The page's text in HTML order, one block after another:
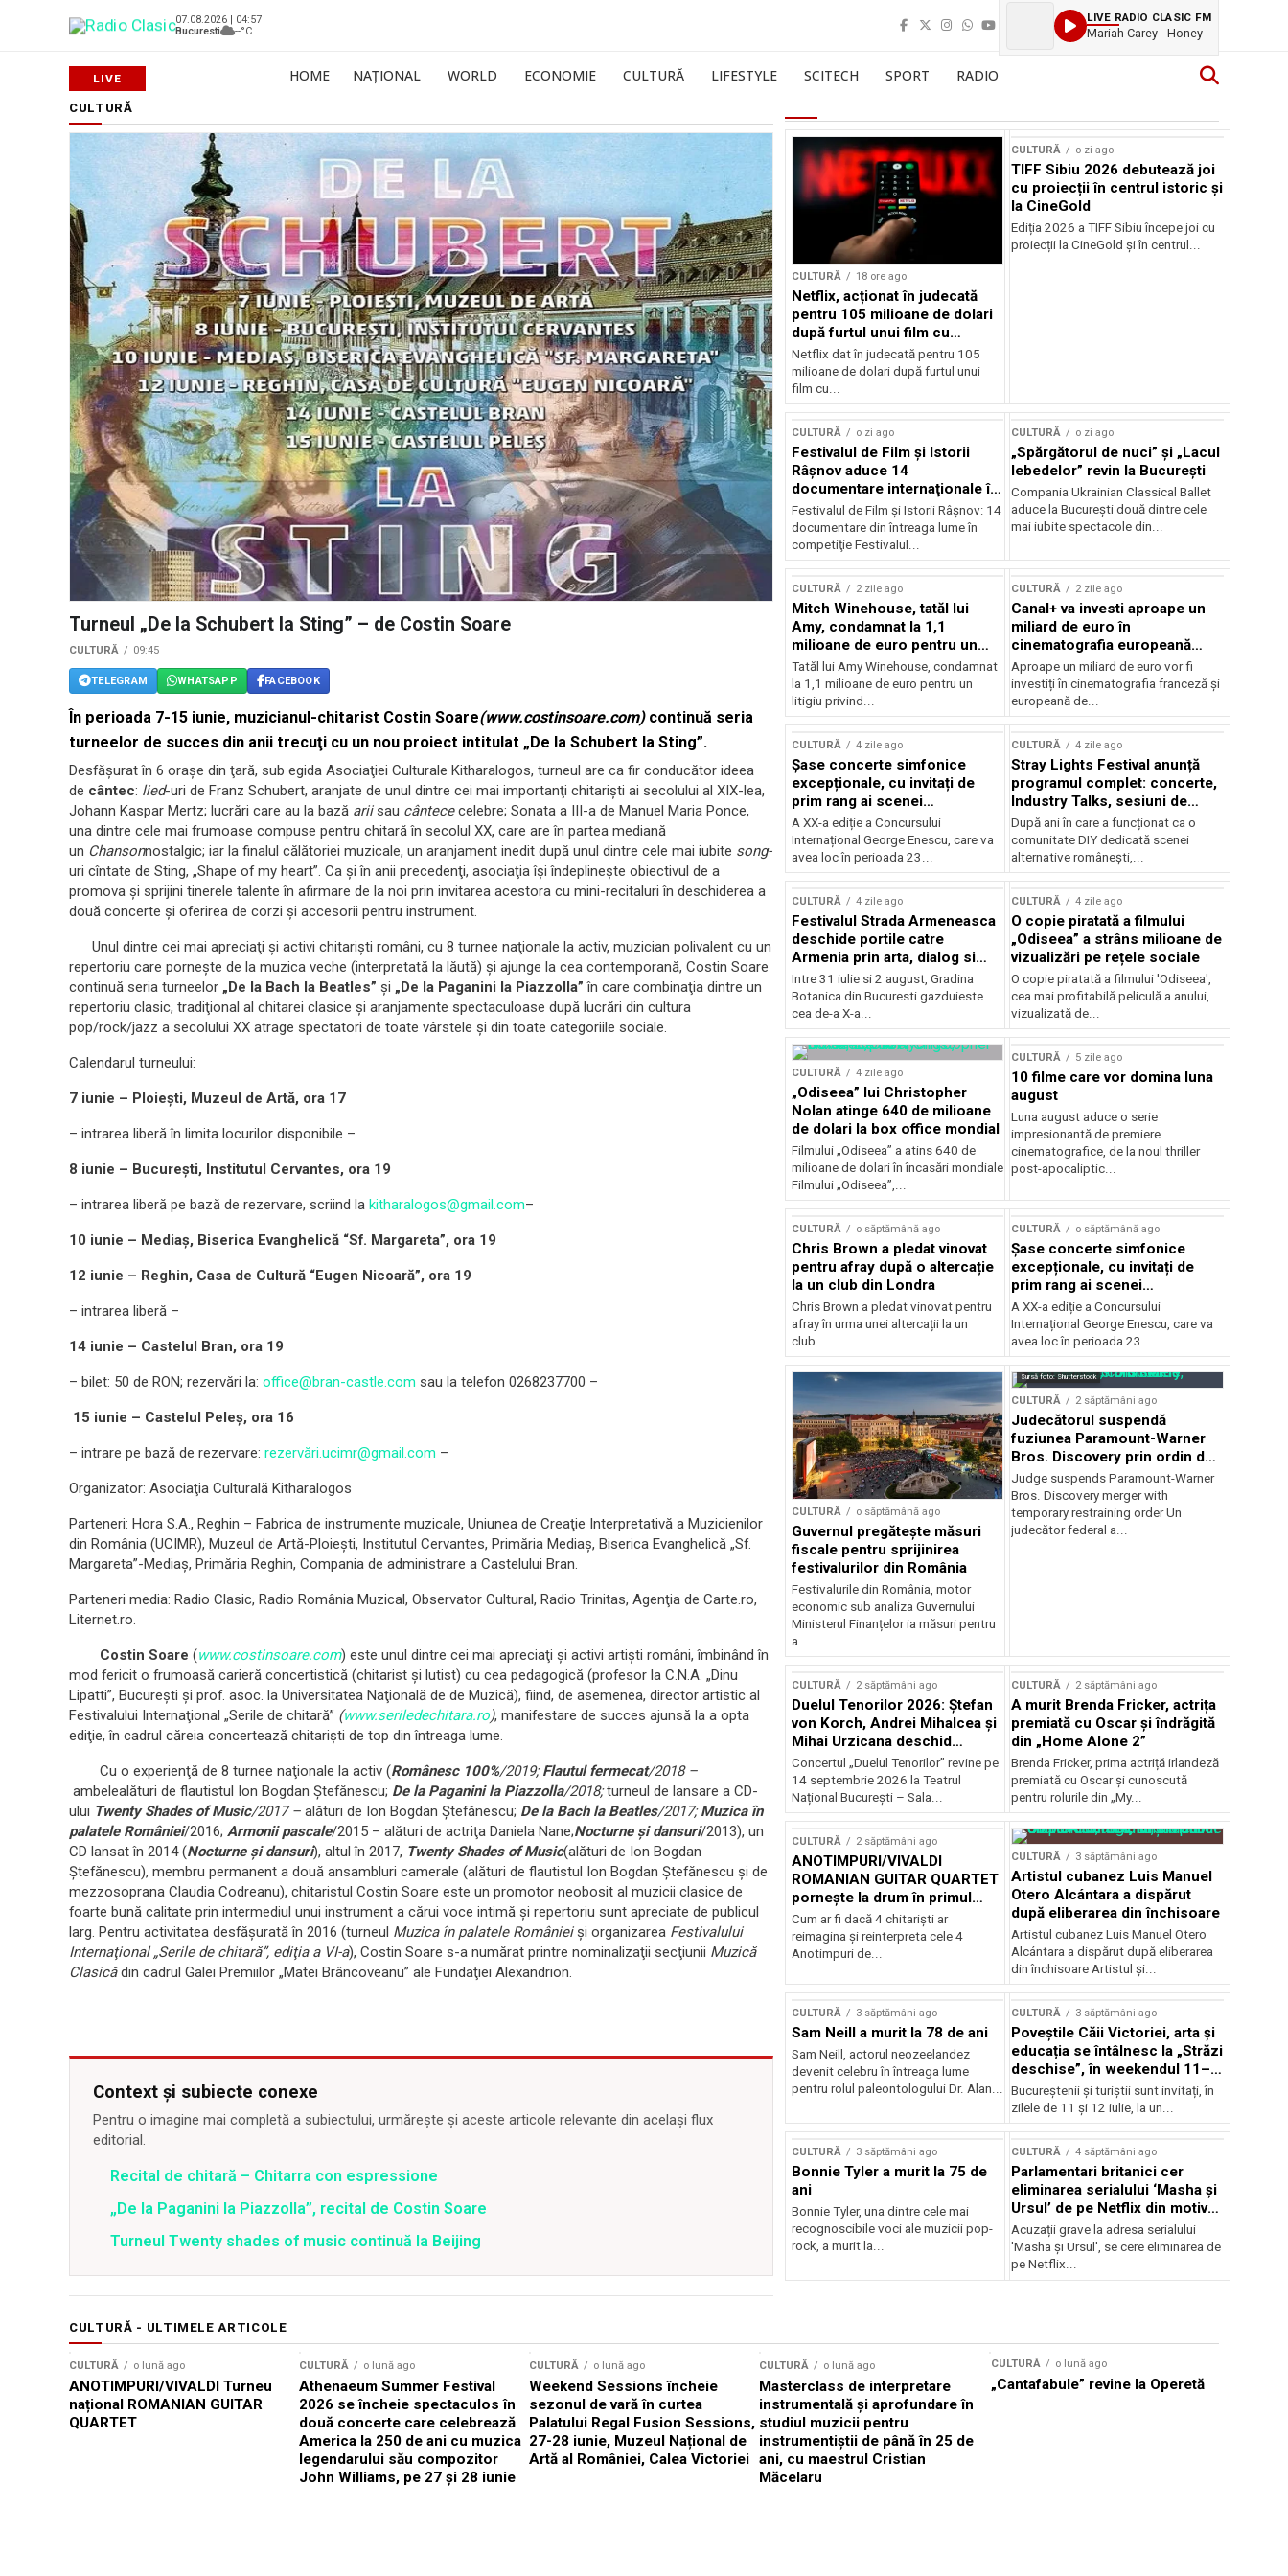
07.08.2026 | 04:57
Bucuresti
--°C
LIVE RADIO CLASIC FM
Mariah Carey - Honey
HOME NAȚIONAL WORLD ECONOMIE CULTURĂ LIFESTYLE SCITECH SPORT RADIO
CULTURĂ
Turneul „De la Schubert la Sting” – de Costin Soare
CULTURĂ 09:45
TELEGRAM WHATSAPP FACEBOOK
În perioada 7-15 iunie, muzicianul-chitarist Costin Soare(www.costinsoare.com)continuă seria
turneelor de succes din anii trecuţi cu un nou proiect intitulat „De la Schubert la Sting”.
Desfăşurat în 6 oraşe din ţară, sub egida Asociaţiei Culturale Kitharalogos, turneul are ca fir conducător ideea
de cântec: lied-uri de Franz Schubert, aranjate de unul dintre cei mai importanţi chitarişti ai secolului al XIX-lea,
Johann Kaspar Mertz; lucrări care au la bază ariisau cântececelebre; Sonata a III-a de Manuel Maria Ponce,
una dintre cele mai frumoase compuse pentru chitară în secolul XX, care are în partea mediană
un Chansonnostalgic; iar la finalul călătoriei muzicale, un aranjament inedit după unul dintre cele mai iubite song-
uri cîntate de Sting, „Shape of my heart”. Ca şi în anii precedenţi, asociaţia îşi îndeplineşte obiectivul de a
promova şi sprijini tinerele talente în afirmare de la noi prin invitarea acestora cu mini-recitaluri în deschiderea a
două concerte şi oferirea de corzi şi accesorii pentru instrument.
Unul dintre cei mai apreciaţi şi activi chitarişti români, cu 8 turnee naţionale la activ, muzician polivalent cu un
repertoriu care porneşte de la muzica veche (interpretată la lăută) şi ajunge la cea contemporană, Costin Soare
continuă seria turneelor „De la Bach la Beatles” şi „De la Paganini la Piazzolla” în care combinaţia dintre un
repertoriu clasic, tradiţional al chitarei clasice şi aranjamente spectaculoase după lucrări din cultura
pop/rock/jazz a secolului XX atrage spectatori de toate vârstele şi din toate categoriile sociale.
Calendarul turneului:
7 iunie – Ploieşti, Muzeul de Artă, ora 17
– intrarea liberă în limita locurilor disponibile –
8 iunie – Bucureşti, Institutul Cervantes, ora 19
– intrarea liberă pe bază de rezervare, scriind la kitharalogos@gmail.com–
10 iunie – Mediaş, Biserica Evanghelică “Sf. Margareta”, ora 19
12 iunie – Reghin, Casa de Cultură “Eugen Nicoară”, ora 19
– intrarea liberă –
14 iunie – Castelul Bran, ora 19
– bilet: 50 de RON; rezervări la: office@bran-castle.com sau la telefon 0268237700 –
15 iunie – Castelul Peleş, ora 16
– intrare pe bază de rezervare: rezervări.ucimr@gmail.com –
Organizator: Asociaţia Culturală Kitharalogos
Parteneri: Hora S.A., Reghin – Fabrica de instrumente muzicale, Uniunea de Creaţie Interpretativă a Muzicienilor
din România (UCIMR), Muzeul de Artă-Ploieşti, Institutul Cervantes, Primăria Mediaş, Biserica Evanghelică „Sf.
Margareta”-Mediaş, Primăria Reghin, Compania de administrare a Castelului Bran.
Parteneri media: Radio Clasic, Radio România Muzical, Observator Cultural, Radio Trinitas, Agenţia de Carte.ro,
Liternet.ro.
Costin Soare (www.costinsoare.com) este unul dintre cei mai apreciaţi şi activi artişti români, îmbinând în
mod fericit o frumoasă carieră concertistică (chitarist şi lutist) cu cea pedagogică (profesor la C.N.A. „Dinu
Lipatti”, Bucureşti şi prof. asoc. la Universitatea Naţională de de Muzică), fiind, de asemenea, director artistic al
Festivalului Internaţional „Serile de chitară” (www.seriledechitara.ro), manifestare de succes ajunsă la a opta
ediţie, în cadrul căreia concertează chitarişti de top din întreaga lume.
Cu o experienţă de 8 turnee naţionale la activ (Românesc 100%/2019;Flautul fermecat/2018 –
ambelealături de flautistul Ion Bogdan Ştefănescu; De la Paganini la Piazzolla/2018;turneul de lansare a CD-
ului Twenty Shades of Music/2017 – alături de Ion Bogdan Ştefănescu; De la Bach la Beatles/2017;Muzica în
palatele României/2016; Armonii pascale/2015 – alături de actriţa Daniela Nane;Nocturne şi dansuri/2013), un
CD lansat în 2014 (Nocturne şi dansuri), altul în 2017, Twenty Shades of Music(alături de Ion Bogdan
Ştefănescu), membru permanent a două ansambluri camerale (alături de flautistul Ion Bogdan Ştefănescu şi de
mezzosoprana Claudia Codreanu), chitaristul Costin Soare este un promotor neobosit al muzicii clasice de
foarte bună calitate prin intermediul unui instrument a cărui voce intimă şi repertoriu sunt apreciate de publicul
larg. Pentru activitatea desfăşurată în 2016 (turneul Muzica în palatele Românieişi organizarea Festivalului
Internaţional „Serile de chitară”, ediţia a VI-a), Costin Soare s-a numărat printre nominalizaţii secţiunii Muzică
Clasicădin cadrul Galei Premiilor „Matei Brâncoveanu” ale Fundaţiei Alexandrion.
Context și subiecte conexe
Pentru o imagine mai completă a subiectului, urmărește și aceste articole relevante din același flux
editorial.
Recital de chitară – Chitarra con espressione
„De la Paganini la Piazzolla”, recital de Costin Soare
Turneul Twenty shades of music continuă la Beijing
CULTURĂ 18 ore ago
Netflix, acționat în judecată
pentru 105 milioane de dolari
după furtul unui film cu
Nicolas Cage
Netflix dat în judecată pentru 105
milioane de dolari după furtul unui
film cu...
CULTURĂ o zi ago
TIFF Sibiu 2026 debutează joi
cu proiecții în centrul istoric și
la CineGold
Ediția 2026 a TIFF Sibiu începe joi cu
proiecții la CineGold și în centrul...
CULTURĂ o zi ago
Festivalul de Film şi Istorii
Râşnov aduce 14
documentare internaţionale în
premieră
Festivalul de Film şi Istorii Râşnov: 14
documentare din întreaga lume în
competiţie Festivalul...
CULTURĂ o zi ago
„Spărgătorul de nuci” și „Lacul
lebedelor” revin la București
Compania Ukrainian Classical Ballet
aduce la București două dintre cele
mai iubite spectacole din...
CULTURĂ 2 zile ago
Mitch Winehouse, tatăl lui
Amy, condamnat la 1,1
milioane de euro pentru un
litigiu pierdut
Tatăl lui Amy Winehouse, condamnat
la 1,1 milioane de euro pentru un
litigiu privind...
CULTURĂ 2 zile ago
Canal+ va investi aproape un
miliard de euro în
cinematografia europeană
până în 2032
Aproape un miliard de euro vor fi
investiți în cinematografia franceză și
europeană de...
CULTURĂ 4 zile ago
Șase concerte simfonice
excepționale, cu invitați de
prim rang ai scenei
internaționale și ansambluri
orchestrale românești de
prestigiu, în programul
Concursului Enescu 2026
A XX-a ediție a Concursului
Internațional George Enescu, care va
avea loc în perioada 23...
CULTURĂ 4 zile ago
Stray Lights Festival anunță
programul complet: concerte,
Industry Talks, sesiuni de
audiție și noi opțiuni de
participare pentru public
După ani în care a funcționat ca o
comunitate DIY dedicată scenei
alternative românești,...
CULTURĂ 4 zile ago
Festivalul Strada Armeneasca
deschide portile catre
Armenia prin arta, dialog si
patrimoniu, intre 31 iulie si 2
august, la Gradina Botanica din
Bucuresti
Intre 31 iulie si 2 august, Gradina
Botanica din Bucuresti gazduieste
cea de-a X-a...
CULTURĂ 4 zile ago
O copie piratată a filmului
„Odiseea” a strâns milioane de
vizualizări pe rețele sociale
O copie piratată a filmului 'Odiseea',
cea mai profitabilă peliculă a anului,
vizualizată de...
CULTURĂ 4 zile ago
„Odiseea” lui Christopher
Nolan atinge 640 de milioane
de dolari la box office mondial
Filmului „Odiseea” a atins 640 de
milioane de dolari în încasări mondiale
Filmului „Odiseea”,...
CULTURĂ 5 zile ago
10 filme care vor domina luna
august
Luna august aduce o serie
impresionantă de premiere
cinematografice, de la noul thriller
post-apocaliptic...
CULTURĂ o săptămână ago
Chris Brown a pledat vinovat
pentru afray după o altercație
la un club din Londra
Chris Brown a pledat vinovat pentru
afray în urma unei altercații la un
club...
CULTURĂ o săptămână ago
Șase concerte simfonice
excepționale, cu invitați de
prim rang ai scenei
internaționale și ansambluri
orchestrale românești de
prestigiu, în programul
Concursului Enescu 2026
A XX-a ediție a Concursului
Internațional George Enescu, care va
avea loc în perioada 23...
CULTURĂ o săptămână ago
Guvernul pregătește măsuri
fiscale pentru sprijinirea
festivalurilor din România
Festivalurile din România, motor
economic sub analiza Guvernului
Ministerul Finanțelor ia măsuri pentru
a...
Sursă foto: Shutterstock
CULTURĂ 2 săptămâni ago
Judecătorul suspendă
fuziunea Paramount-Warner
Bros. Discovery prin ordin de
restricție temporară
Judge suspends Paramount-Warner
Bros. Discovery merger with
temporary restraining order Un
judecător federal a...
CULTURĂ 2 săptămâni ago
Duelul Tenorilor 2026: Ștefan
von Korch, Andrei Mihalcea și
Mihai Urzicana deschid
stagiunea Musical
Extravaganza la TNB
Concertul „Duelul Tenorilor” revine pe
14 septembrie 2026 la Teatrul
Național București – Sala...
CULTURĂ 2 săptămâni ago
A murit Brenda Fricker, actrița
premiată cu Oscar și îndrăgită
din „Home Alone 2”
Brenda Fricker, prima actriță irlandeză
premiată cu Oscar și cunoscută
pentru rolurile din „My...
CULTURĂ 2 săptămâni ago
ANOTIMPURI/VIVALDI
ROMANIAN GUITAR QUARTET
pornește la drum în primul
turneu național
Cum ar fi dacă 4 chitarişti ar
reimagina şi reinterpreta cele 4
Anotimpuri de...
CULTURĂ 3 săptămâni ago
Artistul cubanez Luis Manuel
Otero Alcántara a dispărut
după eliberarea din închisoare
Artistul cubanez Luis Manuel Otero
Alcántara a dispărut după eliberarea
din închisoare Artistul și...
CULTURĂ 3 săptămâni ago
Sam Neill a murit la 78 de ani
Sam Neill, actorul neozeelandez
devenit celebru în întreaga lume
pentru rolul paleontologului Dr. Alan...
CULTURĂ 3 săptămâni ago
Poveștile Căii Victoriei, arta și
educația se întâlnesc la „Străzi
deschise”, în weekendul 11–
12 iulie
Bucureștenii și turiștii sunt invitați, în
zilele de 11 și 12 iulie, la un...
CULTURĂ 3 săptămâni ago
Bonnie Tyler a murit la 75 de
ani
Bonnie Tyler, una dintre cele mai
recognoscibile voci ale muzicii pop-
rock, a murit la...
CULTURĂ 4 săptămâni ago
Parlamentari britanici cer
eliminarea serialului ‘Masha și
Ursul’ de pe Netflix din motive
de propagandă
Acuzații grave la adresa serialului
'Masha și Ursul', se cere eliminarea de
pe Netflix...
CULTURĂ - ULTIMELE ARTICOLE
CULTURĂ o lună ago
ANOTIMPURI/VIVALDI Turneu
național ROMANIAN GUITAR
QUARTET
CULTURĂ o lună ago
Athenaeum Summer Festival
2026 se încheie spectaculos în
două concerte care celebrează
America la 250 de ani cu muzica
legendarului său compozitor
John Williams, pe 27 și 28 iunie
CULTURĂ o lună ago
Weekend Sessions încheie
sezonul de vară în curtea
Palatului Regal Fusion Sessions,
27-28 iunie, Muzeul Național de
Artă al României, Calea Victoriei
CULTURĂ o lună ago
Masterclass de interpretare
instrumentală și aprofundare în
studiul muzicii pentru
instrumentiștii de până în 25 de
ani, cu maestrul Cristian
Măcelaru
CULTURĂ o lună ago
„Cantafabule” revine la Operetă